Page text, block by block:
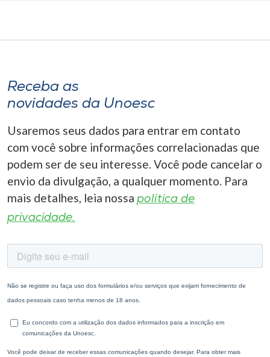
Receba as
novidades da Unoesc
Usaremos seus dados para entrar em contato
com você sobre informações correlacionadas que
podem ser de seu interesse. Você pode cancelar o
envio da divulgação, a qualquer momento. Para
mais detalhes, leia nossa política de
privacidade.